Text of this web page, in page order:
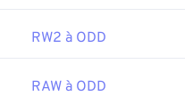
RW2 à ODD
RAW à ODD